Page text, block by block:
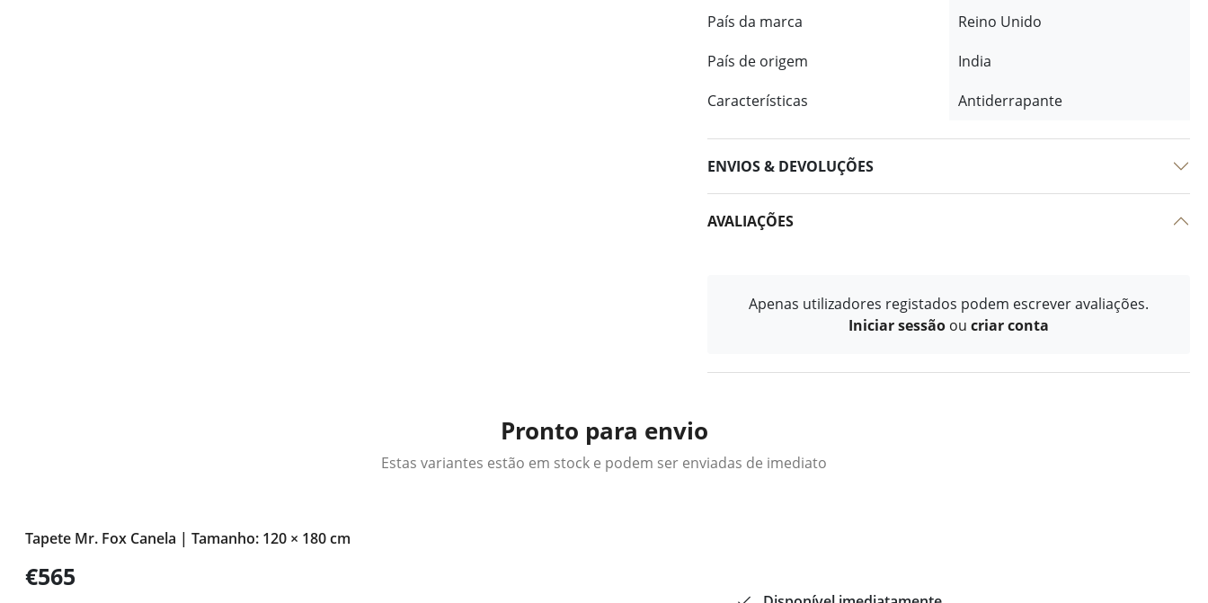
País da marca
Reino Unido
País de origem
India
Características
Antiderrapante
ENVIOS & DEVOLUÇÕES
AVALIAÇÕES
Apenas utilizadores registados podem escrever avaliações.
Iniciar sessão ou criar conta
Pronto para envio
Estas variantes estão em stock e podem ser enviadas de imediato
Tapete Mr. Fox Canela | Tamanho: 120 × 180 cm
€565